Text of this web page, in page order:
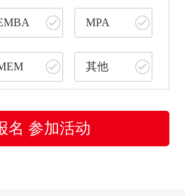
MPA
其他
名 参加活动